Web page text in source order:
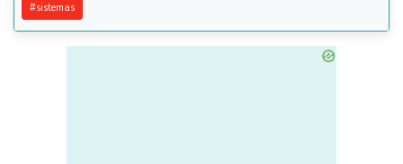
#sistemas